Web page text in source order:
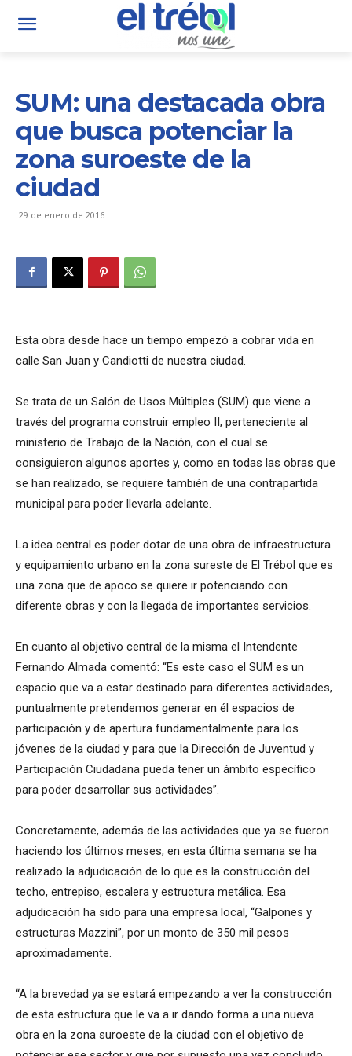
SUM: una destacada obra
que busca potenciar la
zona suroeste de la
ciudad
29 de enero de 2016
Esta obra desde hace un tiempo empezó a cobrar vida en
calle San Juan y Candiotti de nuestra ciudad.
Se trata de un Salón de Usos Múltiples (SUM) que viene a
través del programa construir empleo II, perteneciente al
ministerio de Trabajo de la Nación, con el cual se
consiguieron algunos aportes y, como en todas las obras que
se han realizado, se requiere también de una contrapartida
municipal para poder llevarla adelante.
La idea central es poder dotar de una obra de infraestructura
y equipamiento urbano en la zona sureste de El Trébol que es
una zona que de apoco se quiere ir potenciando con
diferente obras y con la llegada de importantes servicios.
En cuanto al objetivo central de la misma el Intendente
Fernando Almada comentó: “Es este caso el SUM es un
espacio que va a estar destinado para diferentes actividades,
puntualmente pretendemos generar en él espacios de
participación y de apertura fundamentalmente para los
jóvenes de la ciudad y para que la Dirección de Juventud y
Participación Ciudadana pueda tener un ámbito específico
para poder desarrollar sus actividades”.
Concretamente, además de las actividades que ya se fueron
haciendo los últimos meses, en esta última semana se ha
realizado la adjudicación de lo que es la construcción del
techo, entrepiso, escalera y estructura metálica. Esa
adjudicación ha sido para una empresa local, “Galpones y
estructuras Mazzini”, por un monto de 350 mil pesos
aproximadamente.
“A la brevedad ya se estará empezando a ver la construcción
de esta estructura que le va a ir dando forma a una nueva
obra en la zona suroeste de la ciudad con el objetivo de